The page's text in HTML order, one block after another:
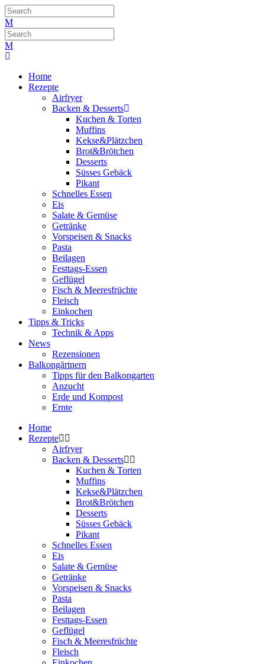
Home
Rezepte
Airfryer
Backen & Desserts
Kuchen & Torten
Muffins
Kekse&Plätzchen
Brot&Brötchen
Desserts
Süsses Gebäck
Pikant
Schnelles Essen
Eis
Salate & Gemüse
Getränke
Vorspeisen & Snacks
Pasta
Beilagen
Festtags-Essen
Geflügel
Fisch & Meeresfrüchte
Fleisch
Einkochen
Tipps & Tricks
Technik & Apps
News
Rezensionen
Balkongärtnern
Tipps für den Balkongarten
Anzucht
Erde und Kompost
Ernte
Home
Rezepte
Airfryer
Backen & Desserts
Kuchen & Torten
Muffins
Kekse&Plätzchen
Brot&Brötchen
Desserts
Süsses Gebäck
Pikant
Schnelles Essen
Eis
Salate & Gemüse
Getränke
Vorspeisen & Snacks
Pasta
Beilagen
Festtags-Essen
Geflügel
Fisch & Meeresfrüchte
Fleisch